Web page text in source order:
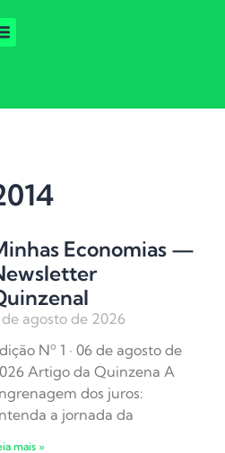
Economias —
agosto de 2026
Nº 1 · 06 de agosto de
Artigo da Quinzena A
dos juros:
a jornada da
mais »